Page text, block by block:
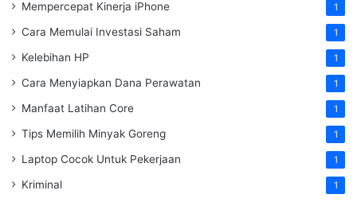
Mempercepat Kinerja iPhone 1
Cara Memulai Investasi Saham 1
Kelebihan HP 1
Cara Menyiapkan Dana Perawatan 1
Manfaat Latihan Core 1
Tips Memilih Minyak Goreng 1
Laptop Cocok Untuk Pekerjaan 1
Kriminal 1